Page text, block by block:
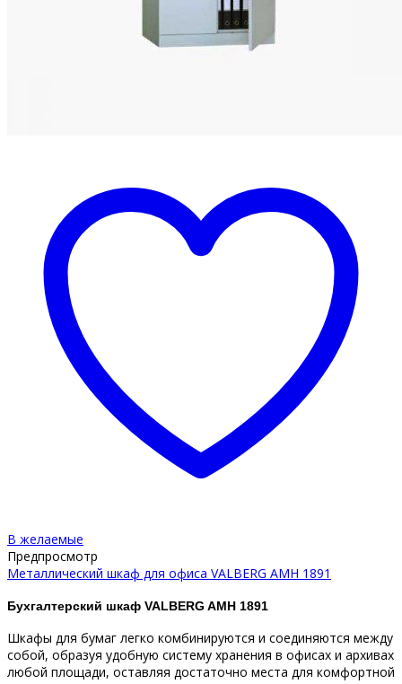
В желаемые
Предпросмотр
Металлический шкаф для офиса VALBERG AMH 1891
Бухгалтерский шкаф VALBERG AMH 1891
Шкафы для бумаг легко комбинируются и соединяются между
собой, образуя удобную систему хранения в офисах и архивах
любой площади, оставляя достаточно места для комфортной